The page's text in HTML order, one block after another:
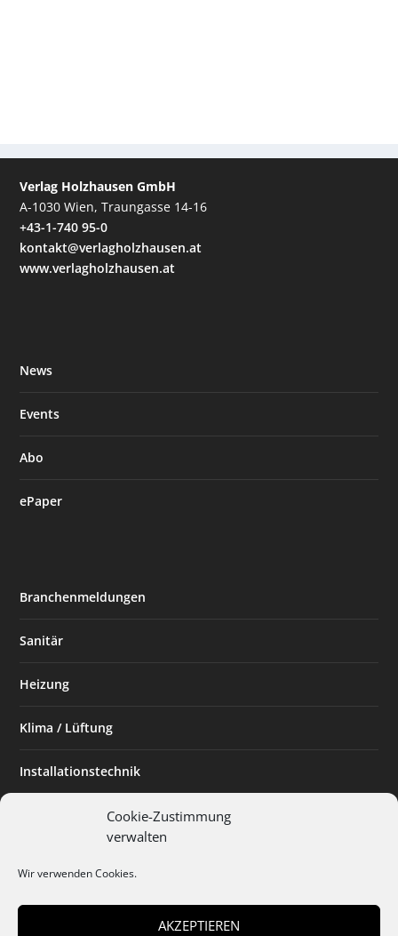
Cookie-Zustimmung
verwalten
Wir verwenden Cookies.
AKZEPTIEREN
Verlag Holzhausen GmbH
A-1030 Wien, Traungasse 14-16
+43-1-740 95-0
kontakt@verlagholzhausen.at
www.verlagholzhausen.at
News
Events
Abo
ePaper
Branchenmeldungen
Sanitär
Heizung
Klima / Lüftung
Installationstechnik
Planen & Bauen
Installateur des Monats